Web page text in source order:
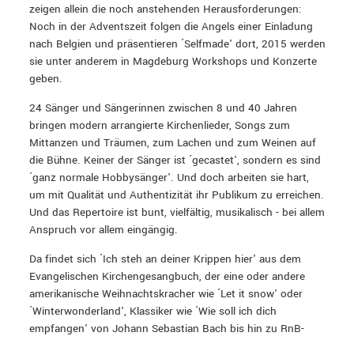
zeigen allein die noch anstehenden Herausforderungen:
Noch in der Adventszeit folgen die Angels einer Einladung
nach Belgien und präsentieren ´Selfmade' dort, 2015 werden
sie unter anderem in Magdeburg Workshops und Konzerte
geben.
24 Sänger und Sängerinnen zwischen 8 und 40 Jahren
bringen modern arrangierte Kirchenlieder, Songs zum
Mittanzen und Träumen, zum Lachen und zum Weinen auf
die Bühne. Keiner der Sänger ist ´gecastet', sondern es sind
´ganz normale Hobbysänger'. Und doch arbeiten sie hart,
um mit Qualität und Authentizität ihr Publikum zu erreichen.
Und das Repertoire ist bunt, vielfältig, musikalisch - bei allem
Anspruch vor allem eingängig.
Da findet sich ´Ich steh an deiner Krippen hier' aus dem
Evangelischen Kirchengesangbuch, der eine oder andere
amerikanische Weihnachtskracher wie ´Let it snow' oder
´Winterwonderland', Klassiker wie ´Wie soll ich dich
empfangen' von Johann Sebastian Bach bis hin zu RnB-